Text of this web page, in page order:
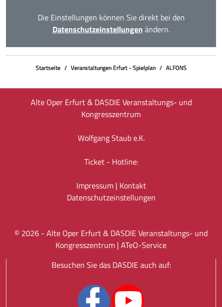
Die Einstellungen können Sie direkt bei den
Datenschutzeinstellungen ändern.
Startseite Veranstaltungen Erfurt - Spielplan ALFONS
Alte Oper Erfurt & DASDIE Veranstaltungs- und
Kongresszentrum
Wolfgang Staub e.K.
Ticket - Hotline:
Impressum| Kontakt
Datenschutz­einstellungen
© 2026 - Alte Oper Erfurt & DASDIE Veranstaltungs- und
Kongresszentrum | ATeO-Service
Besuchen Sie das DASDIE auch auf: